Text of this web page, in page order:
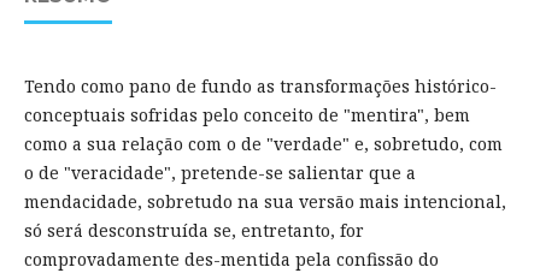
Tendo como pano de fundo as transformações histórico-
conceptuais sofridas pelo conceito de "mentira", bem
como a sua relação com o de "verdade" e, sobretudo, com
o de "veracidade", pretende-se salientar que a
mendacidade, sobretudo na sua versão mais intencional,
só será desconstruída se, entretanto, for
comprovadamente des-mentida pela confissão do